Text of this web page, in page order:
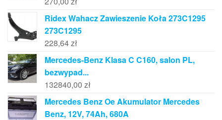
Ridex Wahacz Zawieszenie Koła 273C1295
273C1295
228,64zł
Mercedes-Benz Klasa C C160, salon PL,
bezwypad...
132840,00 zł
Mercedes Benz Oe Akumulator Mercedes
Benz, 12V, 74Ah, 680A